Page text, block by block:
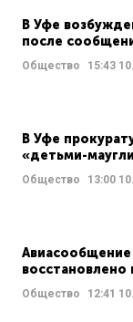
В Уфе
после
Общество 15:43
В Уфе
«детьми-
Общество 13:00
Общество 12:41